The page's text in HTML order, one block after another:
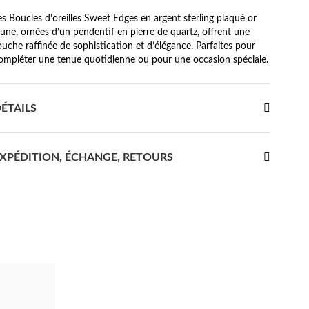
Boucles d’oreilles Sweet Edges en argent sterling plaqué or
ornées d’un pendentif en pierre de quartz, offrent une
raffinée de sophistication et d’élégance. Parfaites pour
une tenue quotidienne ou pour une occasion spéciale.
ÉCHANGE, RETOURS